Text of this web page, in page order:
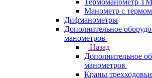
Термоманометр
Манометр с
Дифманометры
Дополнительное
манометров
Назад
Дополнительное
манометров
Краны